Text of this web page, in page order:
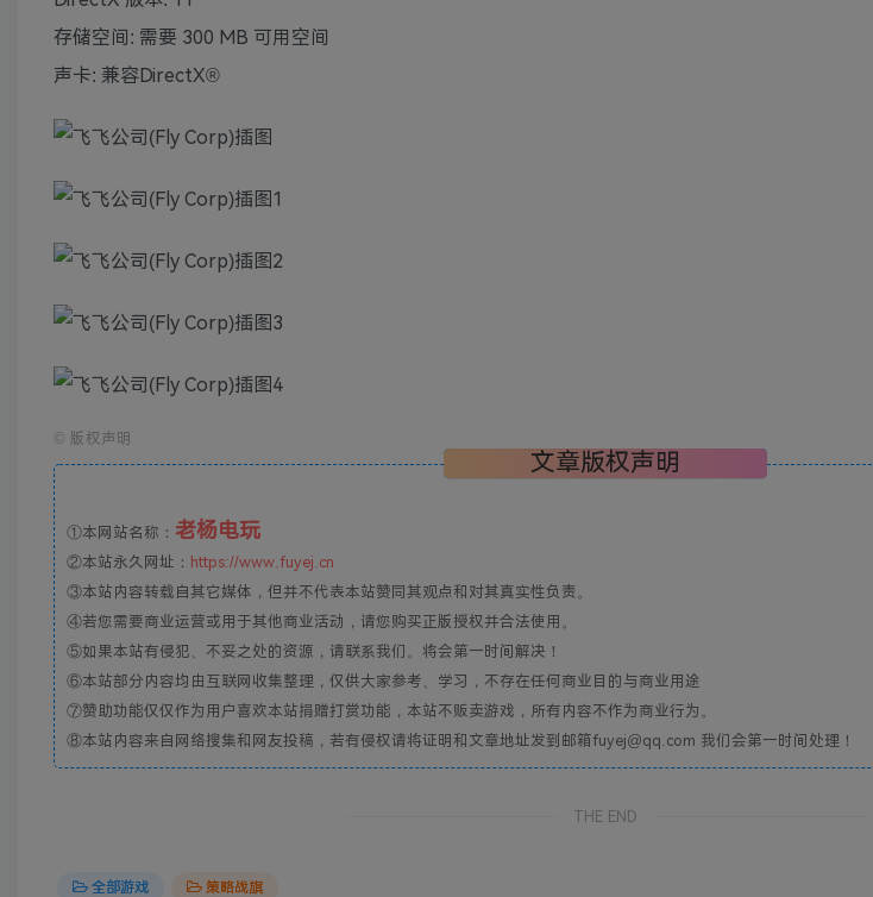
存储空间: 需要 300 MB 可用空间
声卡: 兼容DirectX®
© 版权声明
文章版权声明
①本网站名称： 老杨电玩
②本站永久网址： https://www.fuyej.cn
③本站内容转载自其它媒体，但并不代表本站赞同其观点和对其真实性负责。
④若您需要商业运营或用于其他商业活动，请您购买正版授权并合法使用。
⑤如果本站有侵犯、不妥之处的资源，请联系我们。将会第一时间解决！
⑥本站部分内容均由互联网收集整理，仅供大家参考、学习，不存在任何商业目的与商业用途
⑦赞助功能仅仅作为用户喜欢本站捐赠打赏功能，本站不贩卖游戏，所有内容不作为商业行为。
⑧本站内容来自网络搜集和网友投稿，若有侵权请将证明和文章地址发到邮箱fuyej@qq.com 我们会第一时间处理！
THE END
全部游戏 策略战旗